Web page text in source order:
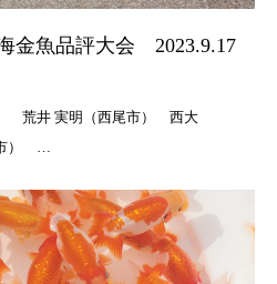
金魚品評大会 2023.9.17
井 実明（西尾市） 西大
） …